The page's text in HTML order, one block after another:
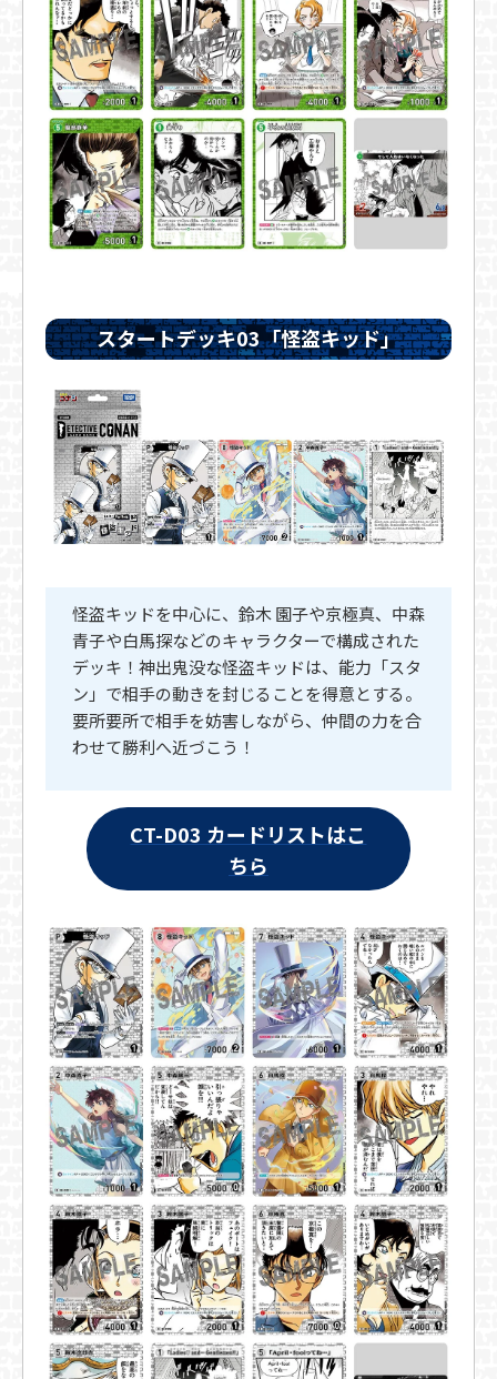
スタートデッキ03「怪盗キッド」
怪盗キッドを中心に、鈴木 園子や京極真、中森
青子や白馬探などのキャラクターで構成された
デッキ！神出鬼没な怪盗キッドは、能力「スタ
ン」で相手の動きを封じることを得意とする。
要所要所で相手を妨害しながら、仲間の力を合
わせて勝利へ近づこう！
CT-D03 カードリストはこ
ちら